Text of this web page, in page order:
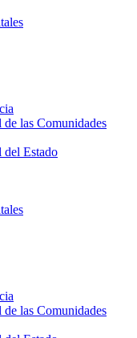
las Comunidades
del Estado
las Comunidades